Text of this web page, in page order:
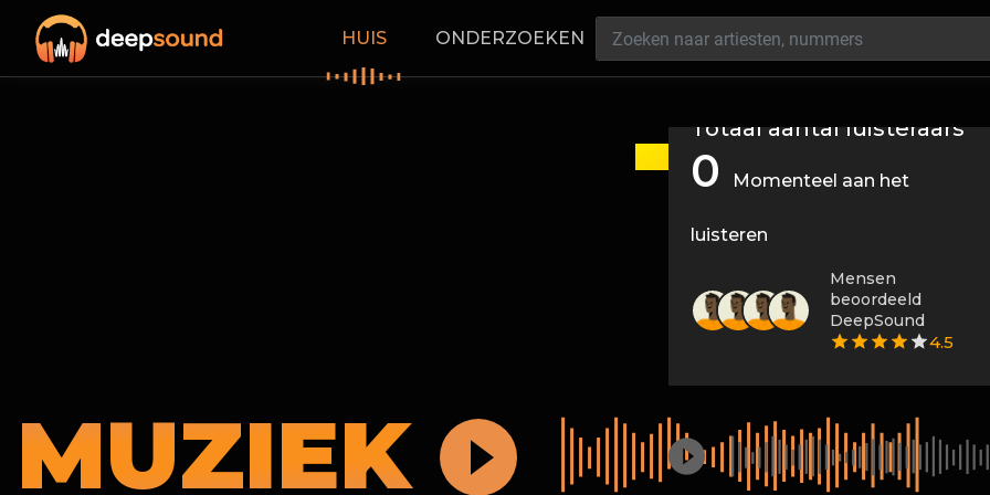
HUIS ONDERZOEKEN
MUZIEK
Totaal aantal luisteraars
0 Momenteel aan het
luisteren
Mensen
beoordeeld
DeepSound
4.5